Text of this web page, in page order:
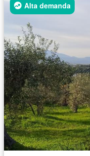
Alta demanda